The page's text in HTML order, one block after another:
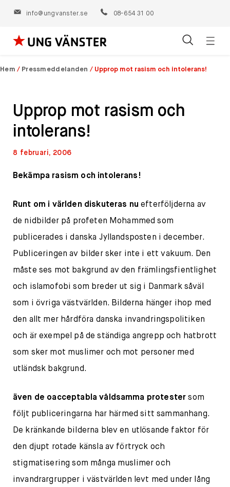
info@ungvanster.se 08-654 31 00
Hoppa
till
Hem / Pressmeddelanden / Upprop mot rasism och intolerans!
Upprop mot rasism och
intolerans!
8 februari, 2006
Bekämpa rasism och intolerans!
Runt om i världen diskuteras nuefterföljderna av
de nidbilder på profeten Mohammed som
publicerades i danska Jyllandsposten i december.
Publiceringen av bilder sker inte i ett vakuum. Den
måste ses mot bakgrund av den främlingsfientlighet
och islamofobi som breder ut sig i Danmark såväl
som i övriga västvärlden. Bilderna hänger ihop med
den allt mer hårdföra danska invandringspolitiken
och är exempel på de ständiga angrepp och hatbrott
som sker mot muslimer och mot personer med
utländsk bakgrund.
även de oacceptabla våldsamma protester som
följt publiceringarna har härmed sitt sammanhang.
De kränkande bilderna blev en utlösande faktor för
den djupt rotade känsla av förtryck och
stigmatisering som många muslimer och
invandrargrupper i västvärlden levt med under lång